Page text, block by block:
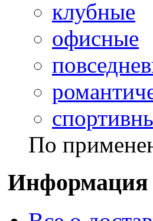
клубные
офисные
По
Информация